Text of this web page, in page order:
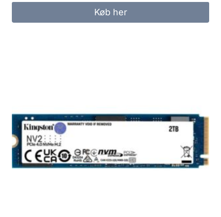
was:
is:
249.00 kr..
Køb her